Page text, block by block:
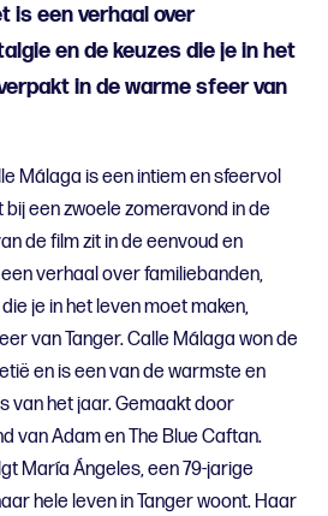
is een verhaal over
en de keuzes die je in het
in de warme sfeer van
Málaga is een intiem en sfeervol
een zwoele zomeravond in de
de film zit in de eenvoud en
verhaal over familiebanden,
je in het leven moet maken,
van Tanger. Calle Málaga won de
en is een van de warmste en
van het jaar. Gemaakt door
van Adam en The Blue Caftan.
María Ángeles, een 79-jarige
hele leven in Tanger woont. Haar